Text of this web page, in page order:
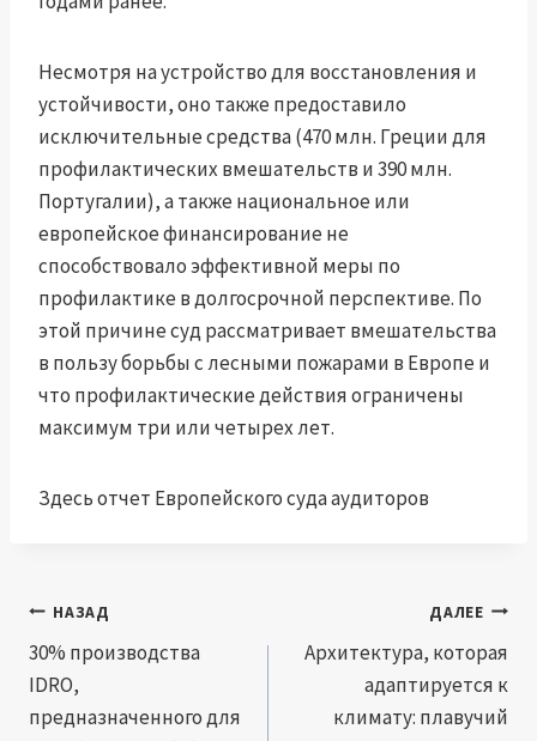
Несмотря на устройство для восстановления и
устойчивости, оно также предоставило
исключительные средства (470 млн. Греции для
профилактических вмешательств и 390 млн.
Португалии), а также национальное или
европейское финансирование не
способствовало эффективной меры по
профилактике в долгосрочной перспективе. По
этой причине суд рассматривает вмешательства
в пользу борьбы с лесными пожарами в Европе и
что профилактические действия ограничены
максимум три или четырех лет.
Здесь отчет Европейского суда аудиторов
Навигация
по
записям
НАЗАД
30% производства
IDRO,
предназначенного для
ДАЛЕЕ
Архитектура, которая
адаптируется к
климату: плавучий